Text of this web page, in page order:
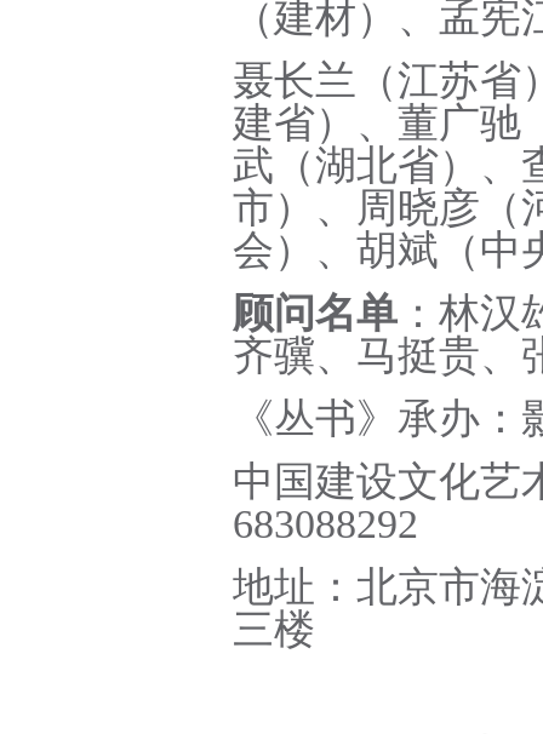
（建材）、孟
聂长兰（江苏省
建省）、董广驰
武（湖北省）、
市）、周晓彦（
会）、胡斌（中
顾问名单 ：林
齐骥、马挺贵、
《丛书》承办
中国建设文化艺
683088292
地址：北京市海
三楼